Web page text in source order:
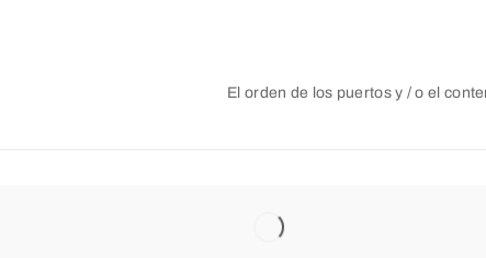
El orden de los puertos y / o el